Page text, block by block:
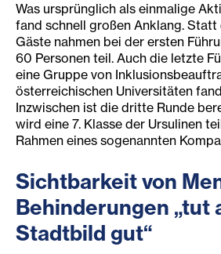
Was ursprünglich als einmalige
fand schnell großen Anklang.
Gäste nahmen bei der ersten
60 Personen teil. Auch die letzte
eine Gruppe von
österreichischen Universitäten
Inzwischen ist die dritte Runde
wird eine 7. Klasse der Ursulinen
Rahmen eines sogenannten
Sichtbarkeit von
Behinderungen „tut
Stadtbild gut“